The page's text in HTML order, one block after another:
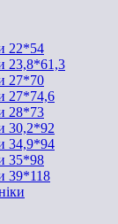
22*54
23,8*61,3
27*70
27*74,6
28*73
30,2*92
34,9*94
35*98
39*118